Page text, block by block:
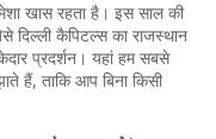
खास रहता है। इस साल की
कैपिटल्स का राजस्थान
प्रदर्शन। यहां हम सबसे
हैं, ताकि आप बिना किसी